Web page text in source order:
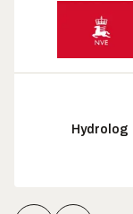
Hydrolog